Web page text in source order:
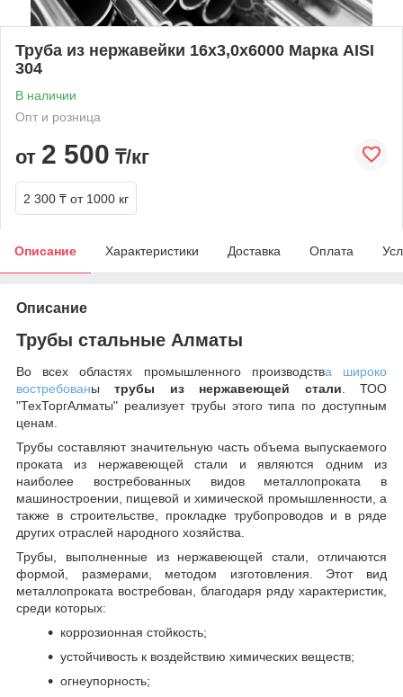
Труба из нержавейки 16х3,0х6000 Марка AISI
304
В наличии
Опт и розница
от 2 500 ₸/кг
2 300 ₸ от 1000 кг
Описание Характеристики Доставка Оплата
Описание
Трубы стальные Алматы
Во всех областях промышленного производства широко
востребованытрубы из нержавеющей стали. ТОО
"ТехТоргАлматы" реализует трубы этого типа по доступным
ценам.
Трубы составляют значительную часть объема выпускаемого
проката из нержавеющей стали и являются одним из
наиболее востребованных видов металлопроката в
машиностроении, пищевой и химической промышленности, а
также в строительстве, прокладке трубопроводов и в ряде
других отраслей народного хозяйства.
Трубы, выполненные из нержавеющей стали, отличаются
формой, размерами, методом изготовления. Этот вид
металлопроката востребован, благодаря ряду характеристик,
среди которых:
коррозионная стойкость;
устойчивость к воздействию химических веществ;
огнеупорность;